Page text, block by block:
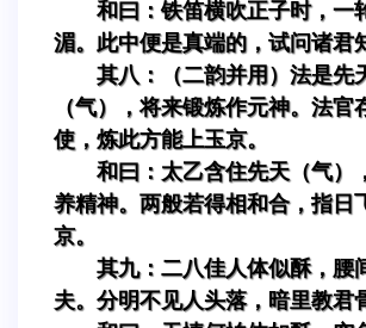
和曰：铁笛横吹正子时，一
湄。此中便是真端的，试问诸君
其八：（二韵并用）法是先
（气），将来锻炼作元神。法官
使，炼此方能上玉京。
和曰：太乙含住先天（气）
养精神。两般若得相和合，指日
京。
其九：二八佳人体似酥，腰
夫。分明不见人头落，暗里教君